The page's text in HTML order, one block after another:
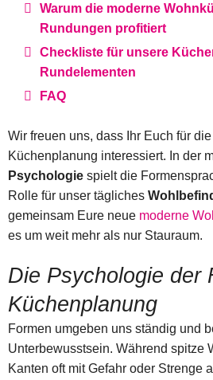
Warum die moderne
Rundungen profitiert
Checkliste für unsere
Rundelementen
FAQ
Wir freuen uns, dass Ihr Euch für
Küchenplanung interessiert. In der
Psychologie spielt die
Rolle für unser tägliches
gemeinsam Eure neue moderne
es um weit mehr als nur Stauraum.
Die Psychologie der
Küchenplanung
Formen umgeben uns ständig und
Unterbewusstsein. Während spitze
Kanten oft mit Gefahr oder Strenge